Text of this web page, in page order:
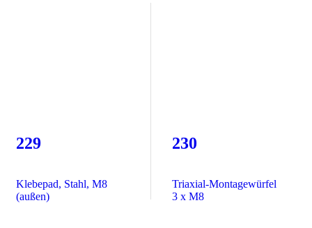
229
Klebepad, Stahl, M8
(außen)
230
Triaxial-Montagewürfel
3 x M8